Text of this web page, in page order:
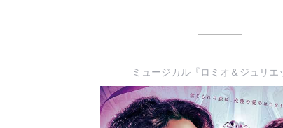
ミュージカル『ロミオ＆ジュリエ